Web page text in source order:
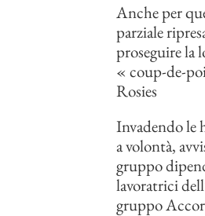
Anche per
parziale
proseguire la
« coup-de-
Rosies
Invadendo le
a volontà,
gruppo
lavoratrici
gruppo Accor